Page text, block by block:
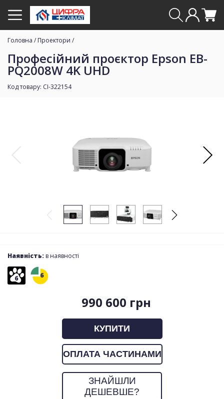
Головна / Проектори /
Професійний проєктор Epson EB-
PQ2008W 4K UHD
Код товару: CI-322154
Наявність: в наявності
6 6
990 600 грн
КУПИТИ
ОПЛАТА ЧАСТИНАМИ
ЗНАЙШЛИ
ДЕШЕВШЕ?